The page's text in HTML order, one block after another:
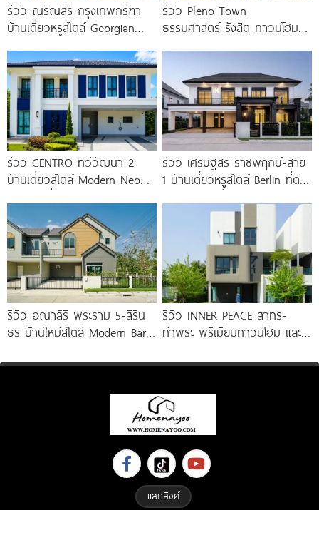
รีวิว ณริณสิริ กรุงเทพกรีฑา
บ้านเดี่ยวหรูสไตล์ Georgian
Brighton College
รีวิว Pleno Town
ธรรมศาสตร์-รังสิต ทาวน์โฮม
รีวิว CENTRO ทวีวัฒนา 2
บ้านเดี่ยวสไตล์ Modern Neo
รีวิว เศรษฐสิริ ราชพฤกษ์-สาย
1 บ้านเดี่ยวหรูสไตล์ Berlin ที่ดิน
รีวิว อณาสิริ พระราม 5-สิริน
ธร บ้านใหม่สไตล์ Modern Barn
รีวิว INNER PEACE สาทร-
ท่าพระ พรีเมียมทาวน์โฮม และ
แลกลิงค์